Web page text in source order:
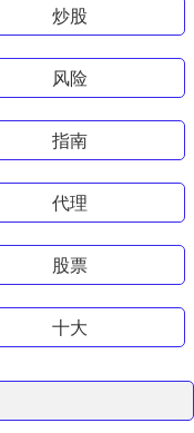
炒股
风险
指南
代理
股票
十大